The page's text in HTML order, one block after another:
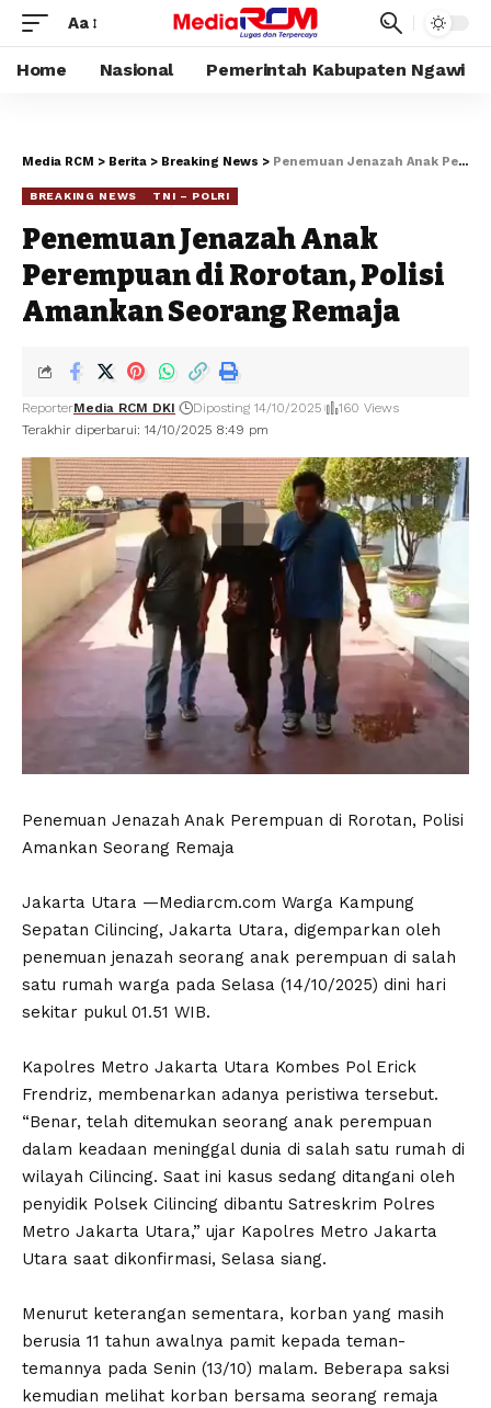
Aa
Home Nasional Pemerintah Kabupaten Ngawi
Media RCM > Berita > Breaking News > ‎Penemuan Jenazah Anak Perempuan di Rorotan, Polisi Amankan Seorang Remaja ‎
BREAKING NEWS TNI – POLRI
‎Penemuan Jenazah Anak
Perempuan di Rorotan, Polisi
Amankan Seorang Remaja ‎
Terakhir diperbarui: 14/10/2025 8:49 pm
ReporterMedia RCM DKI Diposting 14/10/2025 160 Views
‎Penemuan Jenazah Anak Perempuan di Rorotan, Polisi
Amankan Seorang Remaja
‎Jakarta Utara —Mediarcm.com Warga Kampung
Sepatan Cilincing, Jakarta Utara, digemparkan oleh
penemuan jenazah seorang anak perempuan di salah
satu rumah warga pada Selasa (14/10/2025) dini hari
sekitar pukul 01.51 WIB.
‎Kapolres Metro Jakarta Utara Kombes Pol Erick
Frendriz, membenarkan adanya peristiwa tersebut.
“Benar, telah ditemukan seorang anak perempuan
dalam keadaan meninggal dunia di salah satu rumah di
wilayah Cilincing. Saat ini kasus sedang ditangani oleh
penyidik Polsek Cilincing dibantu Satreskrim Polres
Metro Jakarta Utara,” ujar Kapolres Metro Jakarta
Utara saat dikonfirmasi, Selasa siang.
‎Menurut keterangan sementara, korban yang masih
berusia 11 tahun awalnya pamit kepada teman-
temannya pada Senin (13/10) malam. Beberapa saksi
kemudian melihat korban bersama seorang remaja